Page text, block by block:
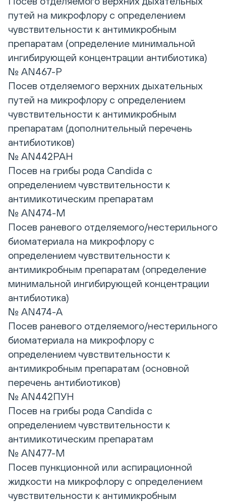
путей на микрофлору с определением
чувствительности к антимикробным
препаратам (определение минимальной
ингибирующей концентрации антибиотика)
№ AN467-Р
Посев отделяемого верхних дыхательных
путей на микрофлору с определением
чувствительности к антимикробным
препаратам (дополнительный перечень
антибиотиков)
№ AN442РАН
Посев на грибы рода Candida с
определением чувствительности к
антимикотическим препаратам
№ AN474-M
Посев раневого отделяемого/нестерильного
биоматериала на микрофлору с
определением чувствительности к
антимикробным препаратам (определение
минимальной ингибирующей концентрации
антибиотика)
№ AN474-A
Посев раневого отделяемого/нестерильного
биоматериала на микрофлору с
определением чувствительности к
антимикробным препаратам (основной
перечень антибиотиков)
№ AN442ПУН
Посев на грибы рода Candida с
определением чувствительности к
антимикотическим препаратам
№ AN477-M
Посев пункционной или аспирационной
жидкости на микрофлору с определением
чувствительности к антимикробным